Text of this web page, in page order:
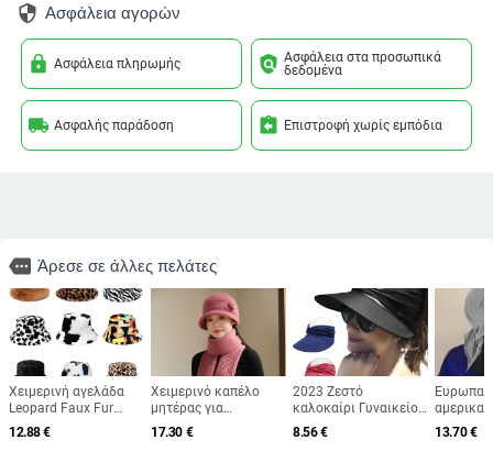
security Ασφάλεια αγορών
lock Ασφάλεια πληρωμής policy Ασφάλεια στα προσωπικά
δεδομένα
local_shipping Ασφαλής παράδοση assignment_return Επιστροφή χωρίς εμπόδια
more Άρεσε σε άλλες πελάτες
Χειμερινή αγελάδα
Leopard Faux Fur
Fluffy Bucket Καπέλα
Γυναικεία Θερμό
12.88€
Χειμερινό καπέλο
μητέρας για
μεσήλικες και
ηλικιωμένες
17.30 €
2023 Ζεστό
καλοκαίρι Γυναικείο
καπέλο ηλίου
παραλίας Με μεγάλα
8.56€ 13.70€